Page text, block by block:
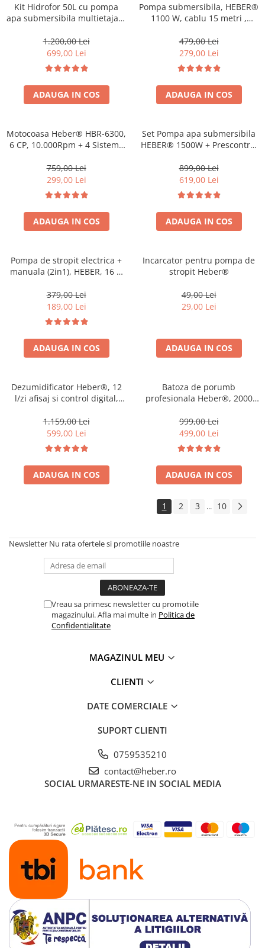
Kit Hidrofor 50L cu pompa
apa submersibila multietajata
Sistem premium complet
1.200,00 Lei
699,00 Lei
ADAUGA IN COS
Pompa submersibila, HEBER®
1100 W, cablu 15 metri ,
479,00 Lei
279,00 Lei
ADAUGA IN COS
Motocoasa Heber® HBR-6300,
6 CP, 10.000Rpm + 4 Sisteme
MOTOR 2 TIMPI
759,00 Lei
299,00 Lei
ADAUGA IN COS
Set Pompa apa submersibila
HEBER® 1500W + Prescontrol
Vasul de expansiune )
899,00 Lei
619,00 Lei
ADAUGA IN COS
Pompa de stropit electrica +
manuala (2in1), HEBER, 16 L,
5 duze de stropire incluse
incluse
379,00 Lei
189,00 Lei
ADAUGA IN COS
Incarcator pentru pompa de
stropit Heber®
49,00 Lei
29,00 Lei
ADAUGA IN COS
Dezumidificator Heber®, 12
l/zi afisaj si control digital,
functie uscare haine,
temporizator 24 de ore, WiFi,
Smart Life
1.159,00 Lei
599,00 Lei
ADAUGA IN COS
Batoza de porumb
profesionala Heber®, 2000
100%cupru
999,00 Lei
499,00 Lei
ADAUGA IN COS
1 2 3 ... 10
Newsletter Nu rata ofertele si promotiile noastre
Vreau sa primesc newsletter cu promotiile
magazinului. Afla mai multe in Politica de
Confidentialitate
MAGAZINUL MEU
CLIENTI
DATE COMERCIALE
SUPORT CLIENTI
0759535210
contact@heber.ro
SOCIAL URMARESTE-NE IN SOCIAL MEDIA